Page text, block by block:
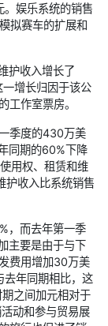
娱乐系统的销售
拟赛车的扩展和
护收入增长了
增长归因于该公
工作室票房。
季度的430万美
同期的60%下降
用权、租赁和维
护收入比系统销售
，而去年第一季
主要是由于与下
费用增加30万美
去年同期相比，这
之间加元相对于
动和参与贸易展